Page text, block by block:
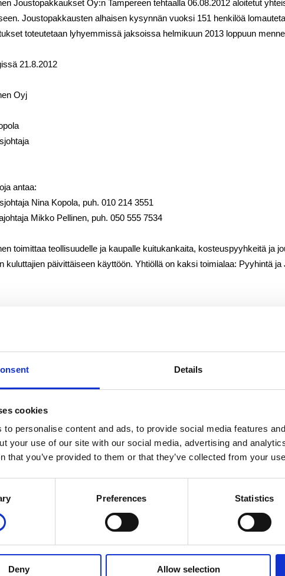
Details
cookies
to personalise content and ads, to provide social media features
your use of our site with our social media, advertising and
that you’ve provided to them or that they’ve collected from your
Preferences Statistics
Deny Allow selection
Joustopakkaukset Oy:n Tampereen tehtaalla 06.08.2012 aloitetut
Joustopakkausten alhaisen kysynnän vuoksi 151 henkilöä
toteutetaan lyhyemmissä jaksoissa helmikuun 2013 loppuun
21.8.2012
Oyj
antaa:
Nina Kopola, puh. 010 214 3551
Mikko Pellinen, puh. 050 555 7534
toimittaa teollisuudelle ja kaupalle kuitukankaita, kosteuspyyhkeitä ja
kuluttajien päivittäiseen käyttöön. Yhtiöllä on kaksi toimialaa: Pyyhintä
uutiset
MAJOR SHAREHOLDER ANNOUNCEMENTS, EUROPEAN
REGULATORY NEWS